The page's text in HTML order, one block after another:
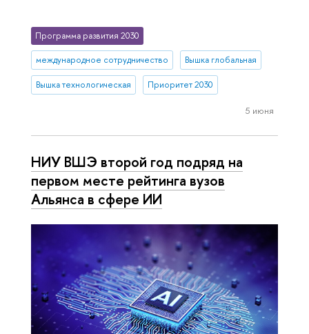
Программа развития 2030
международное сотрудничество Вышка глобальная
Вышка технологическая Приоритет 2030
5 июня
НИУ ВШЭ второй год подряд на
первом месте рейтинга вузов
Альянса в сфере ИИ